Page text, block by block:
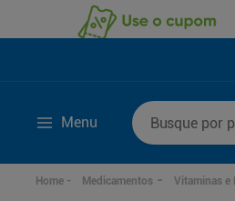
Menu
Busque por
Medicamentos Vitaminas e
Termos